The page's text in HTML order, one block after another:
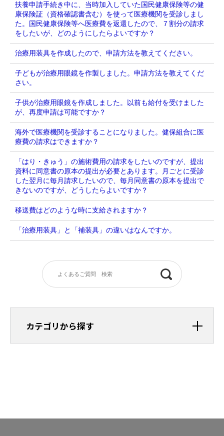
扶養申請手続き中に、当時加入していた国民健康保険等の健
康保険証（資格確認書含む）を使って医療機関を受診しまし
た。国民健康保険等へ医療費を返還したので、７割分の請求
をしたいが、どのようにしたらよいですか？
治療用装具を作成したので、申請方法を教えてください。
子どもが治療用眼鏡を作製しました。申請方法を教えてくだ
さい。
子供が治療用眼鏡を作成しました。以前も給付を受けました
が、再度申請は可能ですか？
海外で医療機関を受診することになりました。健保組合に医
療費の請求はできますか？
「はり・きゅう」の施術費用の請求をしたいのですが、提出
資料に同意書の原本の提出が必要とあります。月ごとに受診
した翌月に毎月請求したいので、毎月同意書の原本を提出で
きないのですが、どうしたらよいですか？
移送費はどのような時に支給されますか？
「治療用装具」と「補装具」の違いはなんですか。
カテゴリから探す